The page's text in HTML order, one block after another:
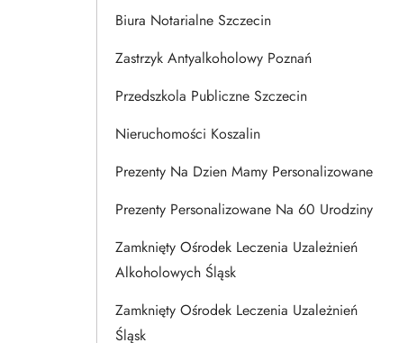
Biura Notarialne Szczecin
Zastrzyk Antyalkoholowy Poznań
Przedszkola Publiczne Szczecin
Nieruchomości Koszalin
Prezenty Na Dzien Mamy Personalizowane
Prezenty Personalizowane Na 60 Urodziny
Zamknięty Ośrodek Leczenia Uzależnień
Alkoholowych Śląsk
Zamknięty Ośrodek Leczenia Uzależnień
Śląsk